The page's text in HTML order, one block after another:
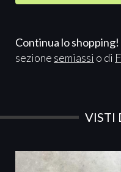
Continua lo shopping!
sezione semiassi o di
VISTI